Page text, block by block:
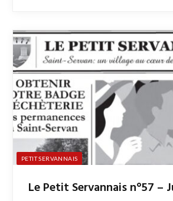
PETIT SERVANNAIS
Le Petit Servannais n°57 –